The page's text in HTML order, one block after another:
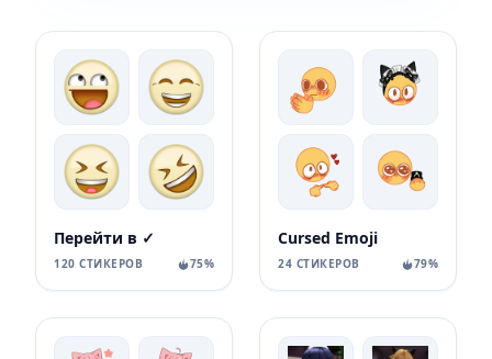
Перейти в ✓
120 СТИКЕРОВ 75%
Cursed Emoji
24 СТИКЕРОВ 79%